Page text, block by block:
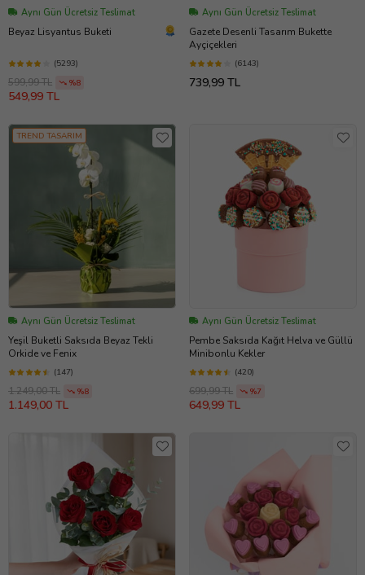
Aynı Gün Ücretsiz Teslimat
Beyaz Lisyantus Buketi
(5293)
599,99 TL %8
549,99 TL
Aynı Gün Ücretsiz Teslimat
Gazete Desenli Tasarım Bukette
Ayçiçekleri
(6143)
739,99 TL
TREND TASARIM
Aynı Gün Ücretsiz Teslimat
Yeşil Buketli Saksıda Beyaz Tekli
Orkide ve Fenix
(147)
1.249,00 TL %8
1.149,00 TL
Aynı Gün Ücretsiz Teslimat
Pembe Saksıda Kağıt Helva ve Güllü
Minibonlu Kekler
(420)
699,99 TL %7
649,99 TL